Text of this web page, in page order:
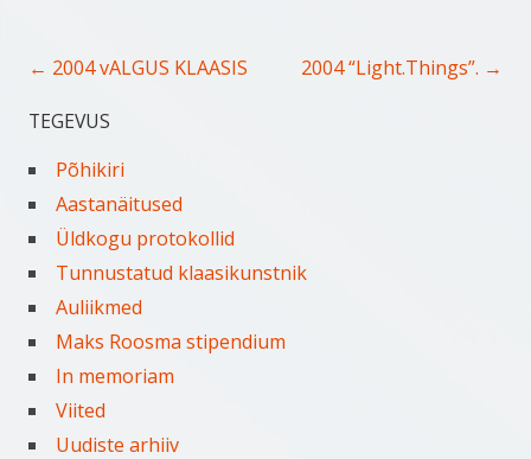
Postituste töölaud
← 2004 vALGUS KLAASIS 2004 “Light.Things”. →
TEGEVUS
Põhikiri
Aastanäitused
Üldkogu protokollid
Tunnustatud klaasikunstnik
Auliikmed
Maks Roosma stipendium
In memoriam
Viited
Uudiste arhiiv